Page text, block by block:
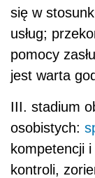
się w
usług;
pomocy
jest warta
III. stadium
osobistych:
kompetencji
kontroli,